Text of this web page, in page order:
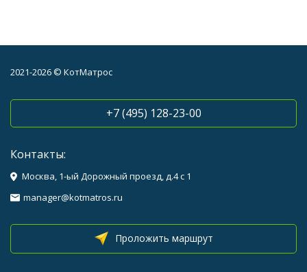
2021-2026 © КотМатрос
+7 (495) 128-23-00
Контакты:
Москва, 1-ый Дорожный проезд, д.4 с 1
manager@kotmatros.ru
Проложить маршрут